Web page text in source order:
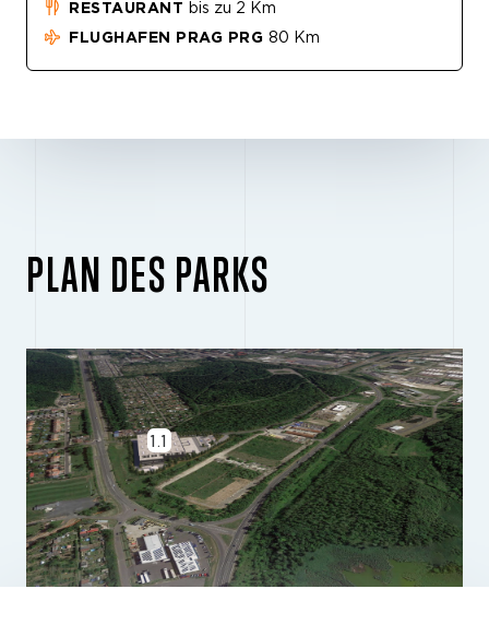
RESTAURANT bis zu 2 Km
FLUGHAFEN PRAG PRG 80 Km
PLAN DES PARKS
1.1